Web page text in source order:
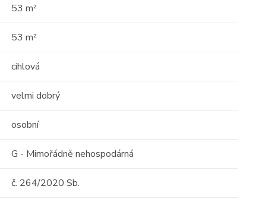
53 m²
53 m²
cihlová
velmi dobrý
osobní
G - Mimořádně nehospodárná
č. 264/2020 Sb.
01
obrovským potenciálem —
111m² s terasou 29 ...